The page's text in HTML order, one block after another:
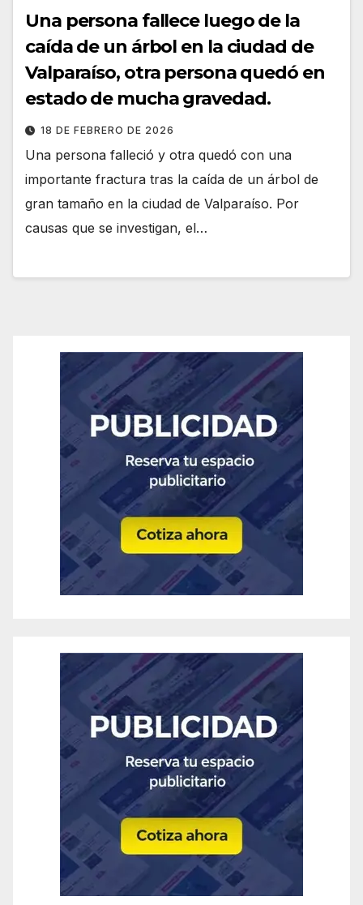
Una persona fallece luego de la
caída de un árbol en la ciudad de
Valparaíso, otra persona quedó en
estado de mucha gravedad.
18 DE FEBRERO DE 2026
Una persona falleció y otra quedó con una
importante fractura tras la caída de un árbol de
gran tamaño en la ciudad de Valparaíso. Por
causas que se investigan, el…